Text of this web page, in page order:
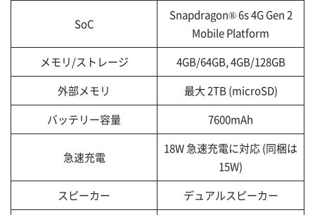
SoC
Snapdragon® 6s 4G Gen 2
Mobile Platform
メモリ/ストレージ
4GB/64GB, 4GB/128GB
外部メモリ
最大 2TB (microSD)
バッテリー容量
7600mAh
急速充電
18W 急速充電に対応 (同梱は
15W)
スピーカー
デュアルスピーカー